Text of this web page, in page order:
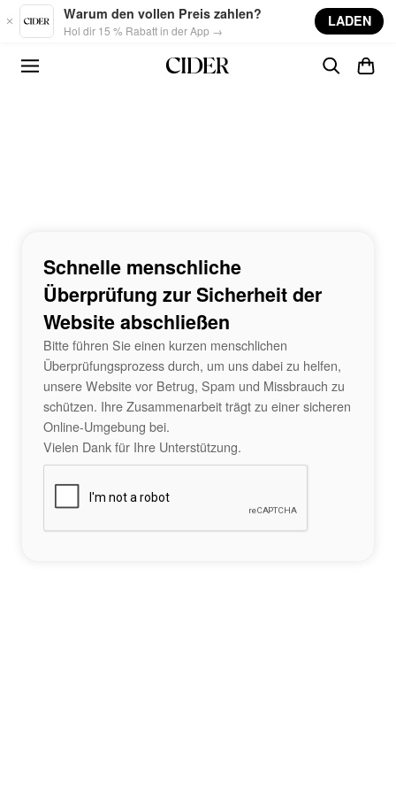
Skip to main content
Warum den vollen Preis zahlen?
Hol dir 15 % Rabatt in der App →
LADEN
Schnelle menschliche
Überprüfung zur Sicherheit der
Website abschließen
Bitte führen Sie einen kurzen menschlichen
Überprüfungsprozess durch, um uns dabei zu helfen,
unsere Website vor Betrug, Spam und Missbrauch zu
schützen. Ihre Zusammenarbeit trägt zu einer sicheren
Online-Umgebung bei.
Vielen Dank für Ihre Unterstützung.